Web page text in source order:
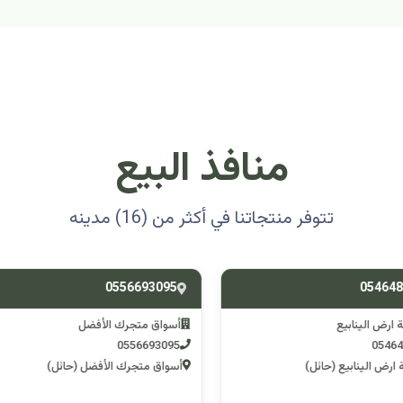
منافذ البيع
تتوفر منتجاتنا في أكثر من (16) مدينه
متجرك الأفضل
متجرك الأفضل (حائل)
0501314012
اسوق مكشات جو
0501314012
اسوق مكشات جو (الرصف)